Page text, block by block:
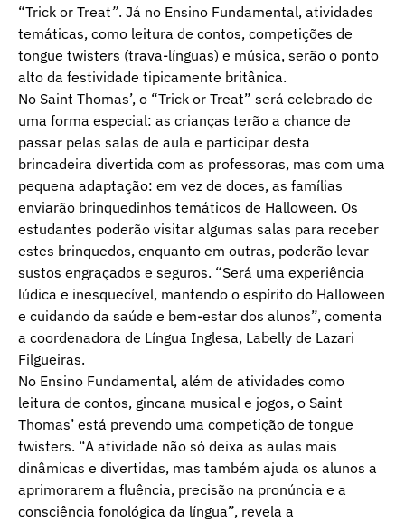
“Trick or Treat”. Já no Ensino Fundamental, atividades
temáticas, como leitura de contos, competições de
tongue twisters (trava-línguas) e música, serão o ponto
alto da festividade tipicamente britânica.
No Saint Thomas’, o “Trick or Treat” será celebrado de
uma forma especial: as crianças terão a chance de
passar pelas salas de aula e participar desta
brincadeira divertida com as professoras, mas com uma
pequena adaptação: em vez de doces, as famílias
enviarão brinquedinhos temáticos de Halloween. Os
estudantes poderão visitar algumas salas para receber
estes brinquedos, enquanto em outras, poderão levar
sustos engraçados e seguros. “Será uma experiência
lúdica e inesquecível, mantendo o espírito do Halloween
e cuidando da saúde e bem-estar dos alunos”, comenta
a coordenadora de Língua Inglesa, Labelly de Lazari
Filgueiras.
No Ensino Fundamental, além de atividades como
leitura de contos, gincana musical e jogos, o Saint
Thomas’ está prevendo uma competição de tongue
twisters. “A atividade não só deixa as aulas mais
dinâmicas e divertidas, mas também ajuda os alunos a
aprimorarem a fluência, precisão na pronúncia e a
consciência fonológica da língua”, revela a